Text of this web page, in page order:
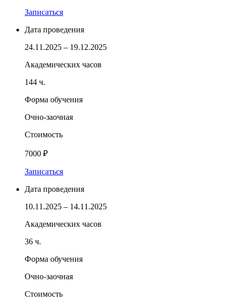
Записаться
Дата проведения
24.11.2025 – 19.12.2025
Академических часов
144 ч.
Форма обучения
Очно-заочная
Стоимость
7000 ₽
Записаться
Дата проведения
10.11.2025 – 14.11.2025
Академических часов
36 ч.
Форма обучения
Очно-заочная
Стоимость